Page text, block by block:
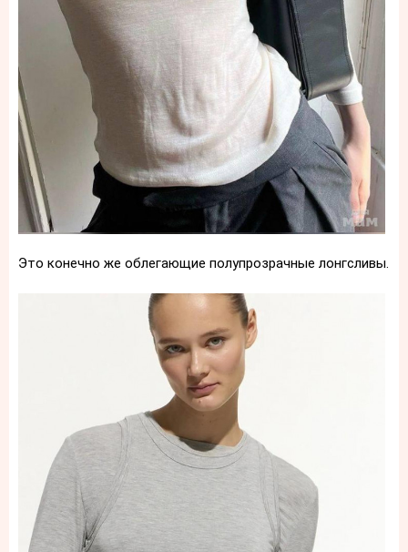
Это конечно же облегающие полупрозрачные лонгсливы.